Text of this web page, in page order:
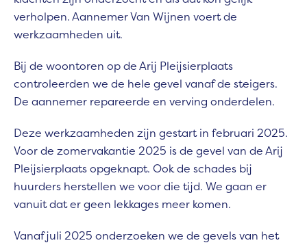
verholpen. Aannemer Van Wijnen voert de
werkzaamheden uit.
Bij de woontoren op de Arij Pleijsierplaats
controleerden we de hele gevel vanaf de steigers.
De aannemer repareerde en verving onderdelen.
Deze werkzaamheden zijn gestart in februari 2025.
Voor de zomervakantie 2025 is de gevel van de Arij
Pleijsierplaats opgeknapt. Ook de schades bij
huurders herstellen we voor die tijd. We gaan er
vanuit dat er geen lekkages meer komen.
Vanaf juli 2025 onderzoeken we de gevels van het